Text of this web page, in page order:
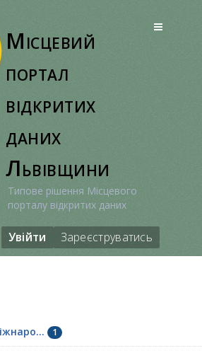
Місцевий
портал
відкритих
даних
Львівщини
Типове рішення Місцевого
порталу відкритих даних
Увійти Зареєструватись
1